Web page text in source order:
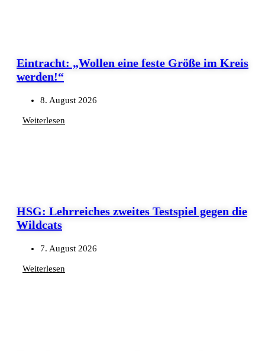
Eintracht: „Wollen eine feste Größe im Kreis
werden!“
8. August 2026
Weiterlesen
HSG: Lehrreiches zweites Testspiel gegen die
Wildcats
7. August 2026
Weiterlesen